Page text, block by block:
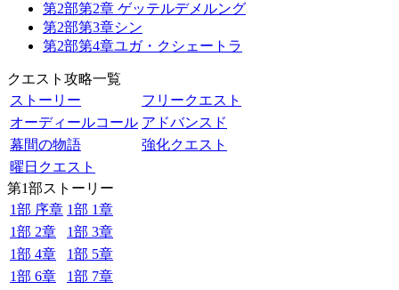
第2部第2章 ゲッテルデメルング
第2部第3章シン
第2部第4章ユガ・クシェートラ
クエスト攻略一覧
ストーリー
フリークエスト
オーディールコール アドバンスド
幕間の物語
強化クエスト
曜日クエスト
第1部ストーリー
1部 序章 1部 1章
1部 2章
1部 3章
1部 4章
1部 5章
1部 6章
1部 7章